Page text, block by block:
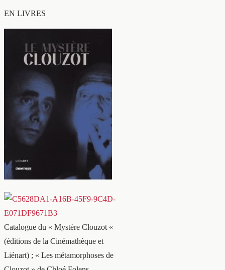
EN LIVRES
Catalogue du « Mystère Clouzot «
(éditions de la Cinémathèque et
Liénart) ; « Les métamorphoses de